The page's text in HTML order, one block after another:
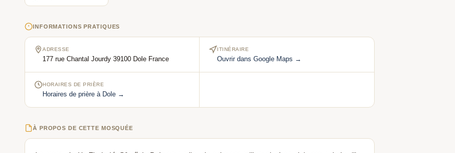
INFORMATIONS PRATIQUES
ADRESSE
177 rue Chantal Jourdy 39100 Dole France
ITINÉRAIRE
Ouvrir dans Google Maps →
HORAIRES DE PRIÈRE
Horaires de prière à Dole →
À PROPOS DE CETTE MOSQUÉE